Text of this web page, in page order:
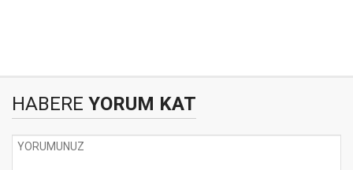
HABERE YORUM KAT